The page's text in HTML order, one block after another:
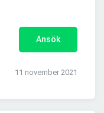
Ansök
11 november 2021